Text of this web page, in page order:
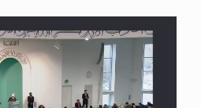
القرآن قاضٍ وحكمٌ على السنة
العكس